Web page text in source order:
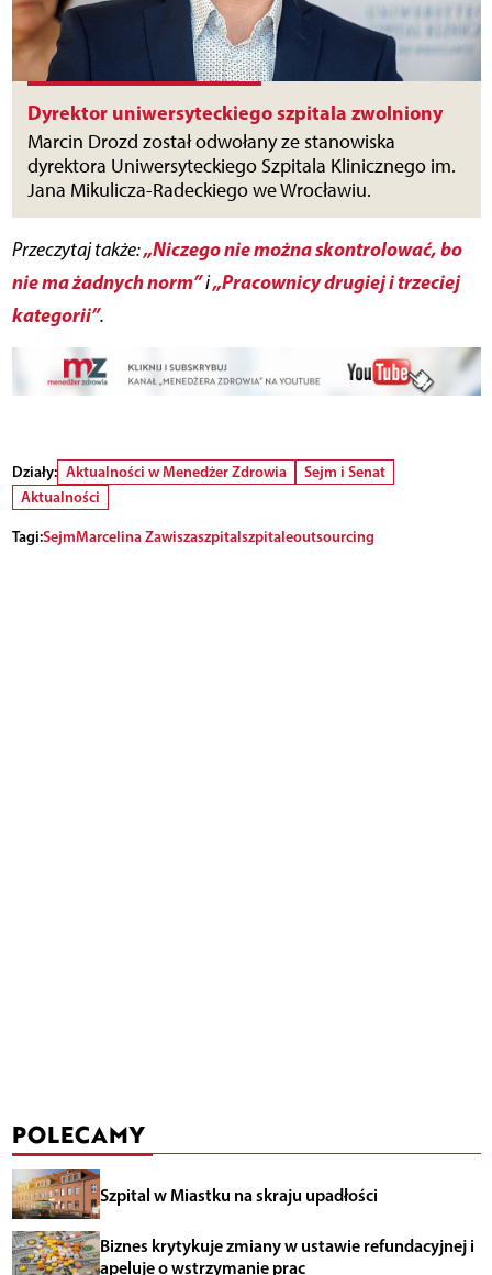
Dyrektor uniwersyteckiego szpitala zwolniony
Marcin Drozd został odwołany ze stanowiska
dyrektora Uniwersyteckiego Szpitala Klinicznego im.
Jana Mikulicza-Radeckiego we Wrocławiu.
Przeczytaj także:„Niczego nie można skontrolować, bo
nie ma żadnych norm”i„Pracownicy drugiej i trzeciej
kategorii”.
Działy: Aktualności w Menedżer Zdrowia
Sejm i Senat
Aktualności
Tagi:SejmMarcelina Zawiszaszpitalszpitaleoutsourcing
POLECAMY
Szpital w Miastku na skraju upadłości
Biznes krytykuje zmiany w ustawie refundacyjnej i
apeluje o wstrzymanie prac